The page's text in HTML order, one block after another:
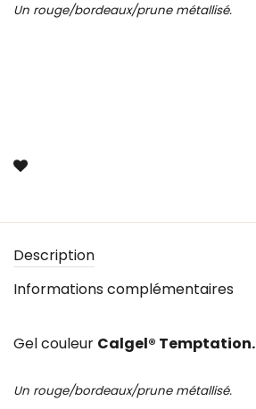
Un rouge/bordeaux/prune métallisé.
Description
Informations complémentaires
Gel couleur Calgel® Temptation.
Un rouge/bordeaux/prune métallisé.